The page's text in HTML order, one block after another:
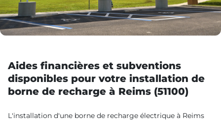
Aides financières et subventions
disponibles pour votre installation de
borne de recharge à Reims (51100)
L'installation d'une borne de recharge électrique à Reims